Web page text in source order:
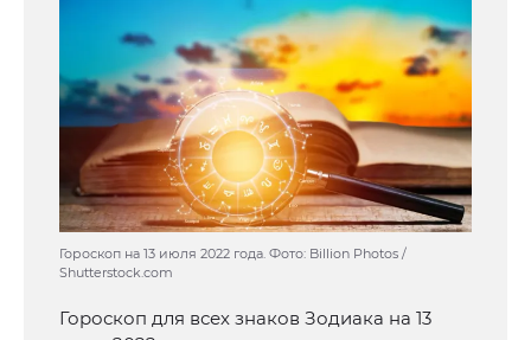
Гороскоп на 13 июля 2022 года. Фото: Billion Photos /
Shutterstock.com
Гороскоп для всех знаков Зодиака на 13